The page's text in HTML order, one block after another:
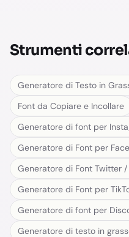
Strumenti
Generatore di Testo in
Font da Copiare e Incollare
Generatore di font per
Generatore di Font per
Generatore di Font Twitter /
Generatore di Font per
Generatore di font per
Generatore di testo in